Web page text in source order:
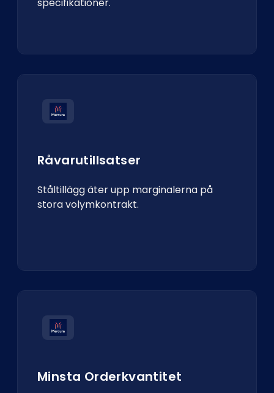
Råvarutillsatser
Ståltillägg äter upp marginalerna på
stora volymkontrakt.
Minsta Orderkvantitet